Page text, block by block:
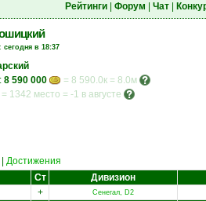
Рейтинги| Форум Чат|
сегодня в 18:37
8 590 000
= 8 590.0к = 8.0м
= 1342 место = -1 в августе
Достижения
Ст Дивизион
+ Сенегал, D2